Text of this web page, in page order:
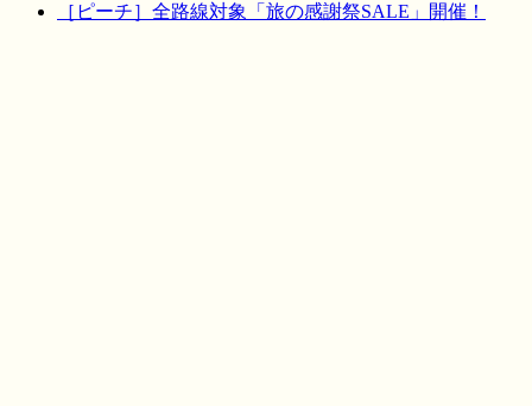
［ピーチ］全路線対象「旅の感謝祭SALE」開催！